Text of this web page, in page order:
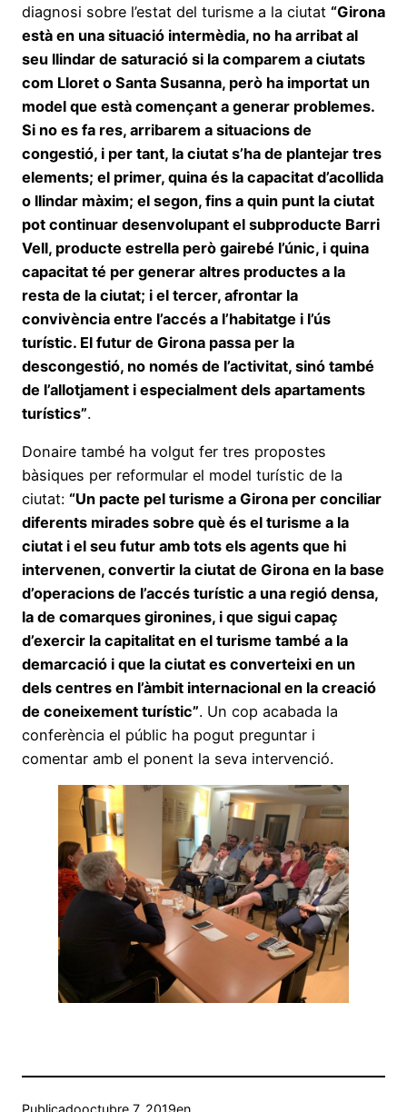
diagnosi sobre l’estat del turisme a la ciutat “Girona
està en una situació intermèdia, no ha arribat al
seu llindar de saturació si la comparem a ciutats
com Lloret o Santa Susanna, però ha importat un
model que està començant a generar problemes.
Si no es fa res, arribarem a situacions de
congestió, i per tant, la ciutat s’ha de plantejar tres
elements; el primer, quina és la capacitat d’acollida
o llindar màxim; el segon, fins a quin punt la ciutat
pot continuar desenvolupant el subproducte Barri
Vell, producte estrella però gairebé l’únic, i quina
capacitat té per generar altres productes a la
resta de la ciutat; i el tercer, afrontar la
convivència entre l’accés a l’habitatge i l’ús
turístic. El futur de Girona passa per la
descongestió, no només de l’activitat, sinó també
de l’allotjament i especialment dels apartaments
turístics”.
Donaire també ha volgut fer tres propostes
bàsiques per reformular el model turístic de la
ciutat: “Un pacte pel turisme a Girona per conciliar
diferents mirades sobre què és el turisme a la
ciutat i el seu futur amb tots els agents que hi
intervenen, convertir la ciutat de Girona en la base
d’operacions de l’accés turístic a una regió densa,
la de comarques gironines, i que sigui capaç
d’exercir la capitalitat en el turisme també a la
demarcació i que la ciutat es converteixi en un
dels centres en l’àmbit internacional en la creació
de coneixement turístic”. Un cop acabada la
conferència el públic ha pogut preguntar i
comentar amb el ponent la seva intervenció.